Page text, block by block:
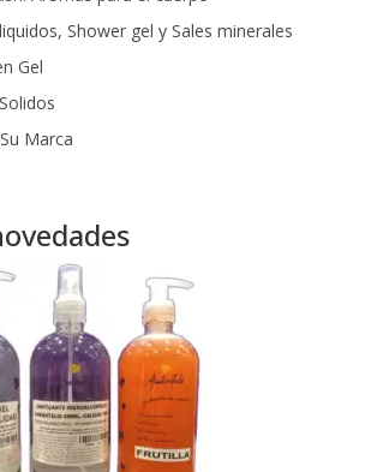
Shower gel y Sales minerales
Gel
Marca